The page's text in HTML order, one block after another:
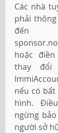
Các nhà
phải
đến
hoặc
thay
nếu có
hình.
ngừng
người sở